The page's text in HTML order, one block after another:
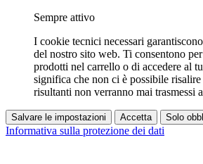
Sempre attivo
I cookie tecnici necessari
del nostro sito web. Ti consentono
prodotti nel carrello o di accedere al
significa che non ci è possibile risalire
risultanti non verranno mai trasmessi
Salvare le impostazioni Accetta Solo
Informativa sulla protezione dei dati